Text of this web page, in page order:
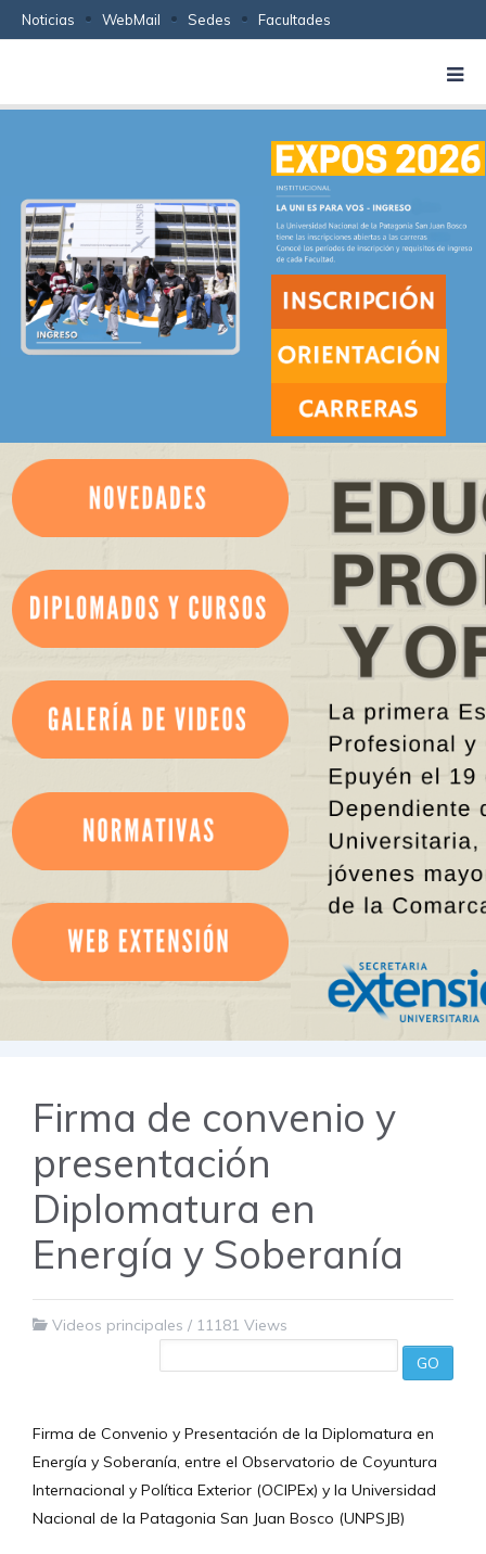
Noticias WebMail Sedes Facultades
Firma de convenio y
presentación
Diplomatura en
Energía y Soberanía
Videos principales / 11181 Views
GO
Firma de Convenio y Presentación de la Diplomatura en
Energía y Soberanía, entre el Observatorio de Coyuntura
Internacional y Política Exterior (OCIPEx) y la Universidad
Nacional de la Patagonia San Juan Bosco (UNPSJB)